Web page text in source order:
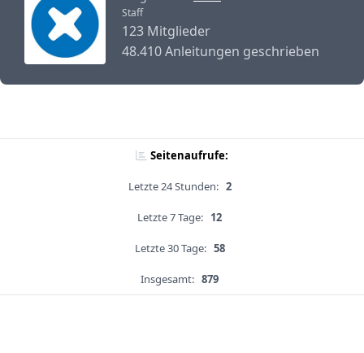
Staff
123 Mitglieder
48.410 Anleitungen geschrieben
Seitenaufrufe:
Letzte 24 Stunden: 2
Letzte 7 Tage: 12
Letzte 30 Tage: 58
Insgesamt: 879